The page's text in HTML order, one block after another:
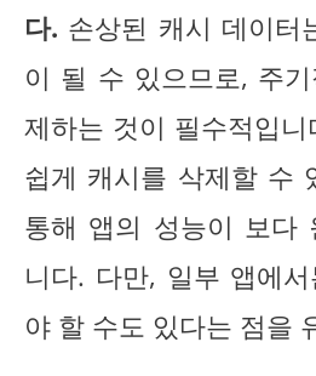
다. 손상된 캐시 데이터
이 될 수 있으므로, 주
제하는 것이 필수적입
쉽게 캐시를 삭제할 수
통해 앱의 성능이 보다
니다. 다만, 일부 앱에
야 할 수도 있다는 점을